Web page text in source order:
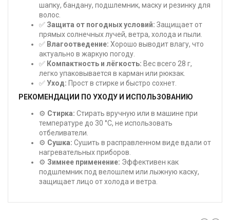
шапку, бандану, подшлемник, маску и резинку для
волос.
✅ Защита от погодных условий: Защищает от
прямых солнечных лучей, ветра, холода и пыли.
✅ Влагоотведение: Хорошо выводит влагу, что
актуально в жаркую погоду.
✅ Компактность и лёгкость: Вес всего 28 г,
легко упаковывается в карман или рюкзак.
✅Уход: Прост в стирке и быстро сохнет.
РЕКОМЕНДАЦИИ ПО УХОДУ И ИСПОЛЬЗОВАНИЮ
⚙️ Стирка: Стирать вручную или в машине при
температуре до 30 °C, не использовать
отбеливатели.
⚙️ Сушка: Сушить в расправленном виде вдали от
нагревательных приборов.
⚙️ Зимнее применение: Эффективен как
подшлемник под велошлем или лыжную каску,
защищает лицо от холода и ветра.